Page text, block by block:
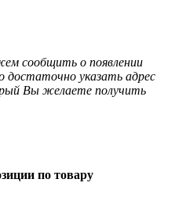
сообщить о появлении
достаточно указать адрес
Вы желаете получить
по товару